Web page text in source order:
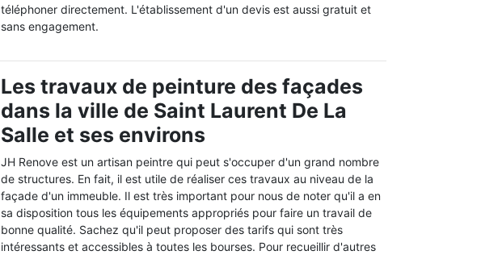
téléphoner directement. L'établissement d'un devis est aussi gratuit et
sans engagement.
Les travaux de peinture des façades
dans la ville de Saint Laurent De La
Salle et ses environs
JH Renove est un artisan peintre qui peut s'occuper d'un grand nombre
de structures. En fait, il est utile de réaliser ces travaux au niveau de la
façade d'un immeuble. Il est très important pour nous de noter qu'il a en
sa disposition tous les équipements appropriés pour faire un travail de
bonne qualité. Sachez qu'il peut proposer des tarifs qui sont très
intéressants et accessibles à toutes les bourses. Pour recueillir d'autres